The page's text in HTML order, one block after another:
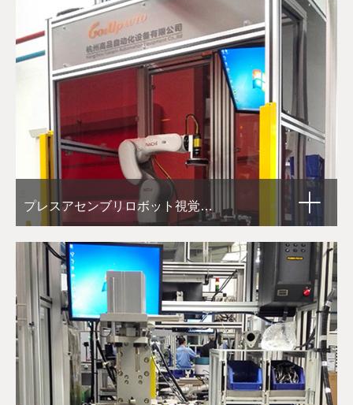
プレスアセンブリロボット視覚試験装置です